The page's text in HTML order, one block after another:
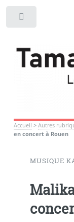
Accueil > Autres
en concert à Rouen
MUSIQUE